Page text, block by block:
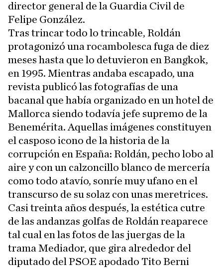
director general de la Guardia Civil de
Felipe González.
Tras trincar todo lo trincable, Roldán
protagonizó una rocambolesca fuga de diez
meses hasta que lo detuvieron en Bangkok,
en 1995. Mientras andaba escapado, una
revista publicó las fotografías de una
bacanal que había organizado en un hotel de
Mallorca siendo todavía jefe supremo de la
Benemérita. Aquellas imágenes constituyen
el casposo icono de la historia de la
corrupción en España: Roldán, pecho lobo al
aire y con un calzoncillo blanco de mercería
como todo atavío, sonríe muy ufano en el
transcurso de su solaz con unas meretrices.
Casi treinta años después, la estética cutre
de las andanzas golfas de Roldán reaparece
tal cual en las fotos de las juergas de la
trama Mediador, que gira alrededor del
diputado del PSOE apodado Tito Berni